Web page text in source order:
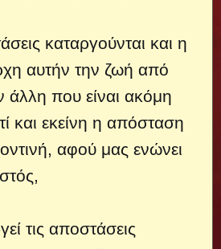
καταργούνται και η
αυτήν την ζωή από
άλλη που είναι ακόμη
και εκείνη η απόσταση
αφού μας ενώνει
τις αποστάσεις